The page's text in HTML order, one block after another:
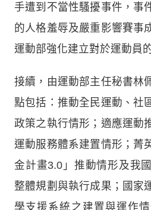
手遭到不當性騷擾事件，事
的人格羞辱及嚴重影響賽事
運動部強化建立對於運動員
接續，由運動部主任秘書林
點包括：推動全民運動、社
政策之執行情形；適應運動
運動服務體系建置情形；菁
金計畫3.0」推動情形及我
整體規劃與執行成果；國家
學支援系統之建置與運作